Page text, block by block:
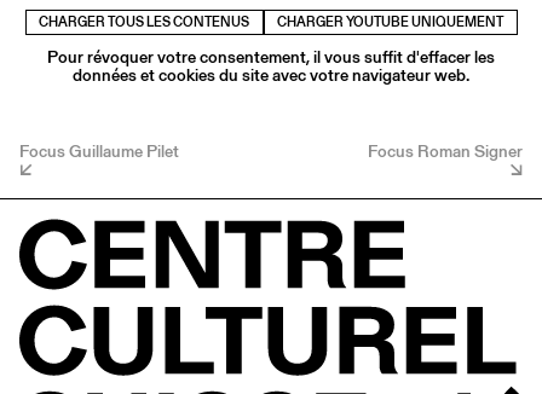
CHARGER TOUS LES CONTENUS CHARGER YOUTUBE UNIQUEMENT
Pour révoquer votre consentement, il vous suffit d'effacer les
données et cookies du site avec votre navigateur web.
Focus Guillaume Pilet Focus Roman Signer